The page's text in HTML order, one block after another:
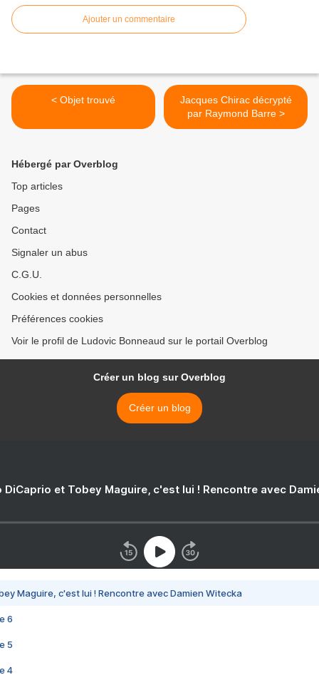
Ajouter un commentaire
< Objet trouvé
Jacques Chirac décrypté
par Raymond Barre >
Hébergé par Overblog
Top articles
Pages
Contact
Signaler un abus
C.G.U.
Cookies et données personnelles
Préférences cookies
Voir le profil de Ludovic Bonneaud sur le portail Overblog
Créer un blog sur Overblog
Créer un blog
DiCaprio et Tobey Maguire, c'est lui ! Rencontre avec
Maguire, c'est lui ! Rencontre avec Damien Witecka
6
5
4